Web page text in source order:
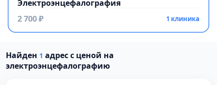
Электроэнцефалография
2 700 ₽ 1 клиника
Найден 1 адрес с ценой на
электроэнцефалографию
Проверено давно